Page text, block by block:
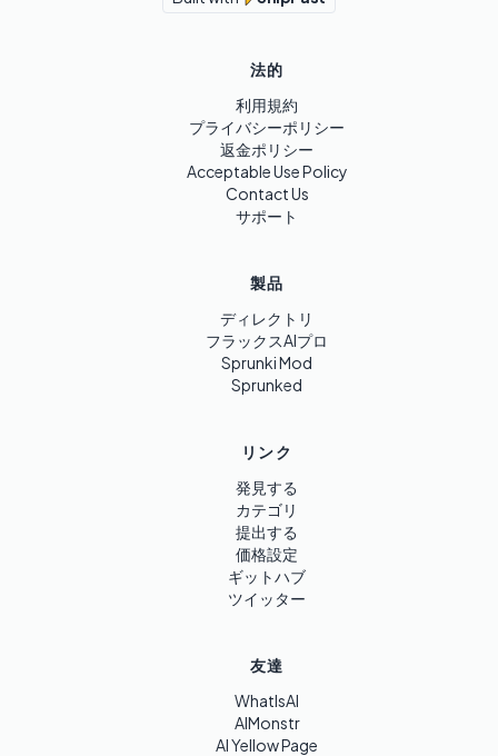
法的
利用規約
プライバシーポリシー
返金ポリシー
Acceptable Use Policy
Contact Us
サポート
製品
ディレクトリ
フラックスAIプロ
Sprunki Mod
Sprunked
リンク
発見する
カテゴリ
提出する
価格設定
ギットハブ
ツイッター
友達
WhatIsAI
AIMonstr
AI Yellow Page